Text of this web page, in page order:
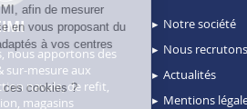
nous apportons des
sur-mesure aux
navale, de refit,
magasins
Notre société
Nous
Actualités
Mentions
SEIMI, afin de mesurer
en vous proposant du
adaptés à vos centres
de ces cookies ?